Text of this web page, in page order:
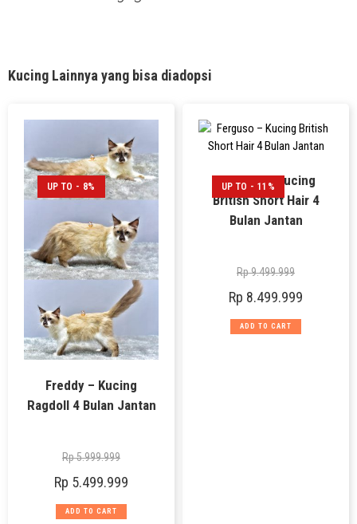
Kucing Lainnya yang bisa diadopsi
UP TO - 8%
Freddy – Kucing
Ragdoll 4 Bulan Jantan
Rp5.999.999
Rp 5.499.999
ADD TO CART
UP TO - 11%
Ferguso – Kucing
British Short Hair 4
Bulan Jantan
Rp9.499.999
Rp 8.499.999
ADD TO CART